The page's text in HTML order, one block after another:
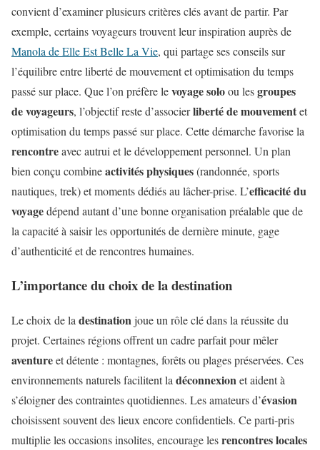
convient d’examiner plusieurs critères clés avant de partir. Par
exemple, certains voyageurs trouvent leur inspiration auprès de
Manola de Elle Est Belle La Vie, qui partage ses conseils sur
l’équilibre entre liberté de mouvement et optimisation du temps
passé sur place. Que l’on préfère levoyage soloou lesgroupes
de voyageurs, l’objectif reste d’associerliberté de mouvementet
optimisation du temps passé sur place. Cette démarche favorise la
rencontreavec autrui et le développement personnel. Un plan
bien conçu combineactivités physiques(randonnée, sports
nautiques, trek) et moments dédiés au lâcher-prise. L’efficacité du
voyagedépend autant d’une bonne organisation préalable que de
la capacité à saisir les opportunités de dernière minute, gage
d’authenticité et de rencontres humaines.
L’importance du choix de la destination
Le choix de la destinationjoue un rôle clé dans la réussite du
projet. Certaines régions offrent un cadre parfait pour mêler
aventureet détente : montagnes, forêts ou plages préservées. Ces
environnements naturels facilitent la déconnexionet aident à
s’éloigner des contraintes quotidiennes. Les amateurs d’évasion
choisissent souvent des lieux encore confidentiels. Ce parti-pris
multiplie les occasions insolites, encourage lesrencontres locales